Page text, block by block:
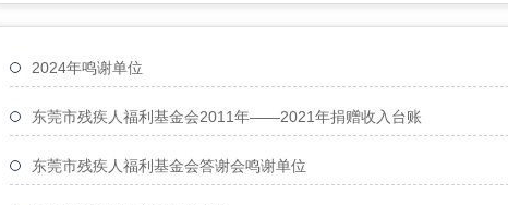
2024年鸣谢单位
东莞市残疾人福利基金会2011年——2021年捐赠收入台账
东莞市残疾人福利基金会答谢会鸣谢单位